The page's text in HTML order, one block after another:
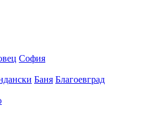
София
Баня Благоевград